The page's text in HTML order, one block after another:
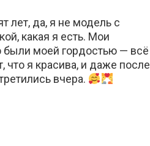
лет, да, я не модель с
какая я есть. Мои
были моей гордостью — всё
что я красива, и даже после
вчера.